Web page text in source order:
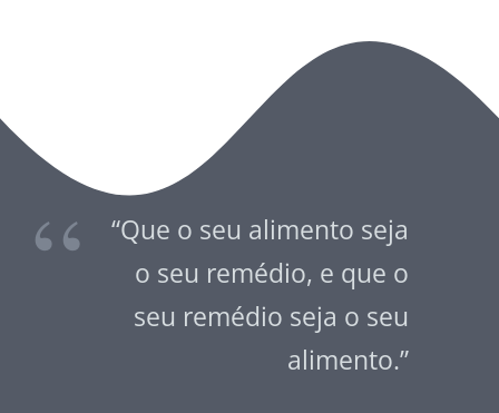
“Que o seu alimento seja
o seu remédio, e que o
seu remédio seja o seu
alimento.”